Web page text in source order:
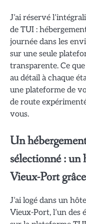
J’ai réservé
de TUI :
journée dans les
sur une seule
transparente. Ce que
au détail à chaque
une plateforme de
de route
vous.
Un
sélectionné : un
Vieux-Port
J’ai logé dans un
Vieux-Port, l’un des